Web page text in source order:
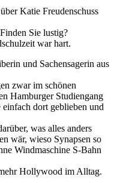
Katie Freudenschuss
Sie lustig?
war hart.
und Sachensagerin aus
zwar im schönen
Hamburger Studiengang
dort geblieben und
was alles anders
wär, wieso Synapsen so
Windmaschine S-Bahn
Hollywood im Alltag.